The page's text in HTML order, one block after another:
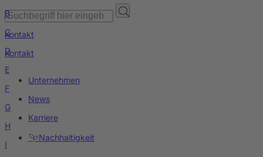
Kontakt
Kontakt
Unternehmen
News
Karriere
Nachhaltigkeit
B
C
D
E
F
G
H
I